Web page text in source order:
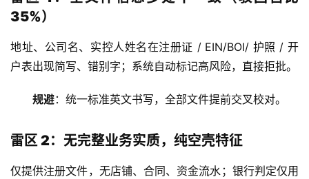
35%）
地址、公司名、实控人姓名在注册证 / EIN/BOI/ 护照 / 开
户表出现简写、错别字；系统自动标记高风险，直接拒批。
规避：统一标准英文书写，全部文件提前交叉校对。
雷区 2：无完整业务实质，纯空壳特征
仅提供注册文件，无店铺、合同、资金流水；银行判定仅用